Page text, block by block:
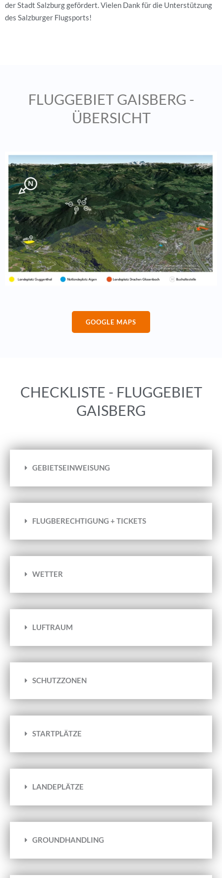
der Stadt Salzburg gefördert. Vielen Dank für die Unterstützung
des Salzburger Flugsports!
FLUGGEBIET GAISBERG -
ÜBERSICHT
GOOGLE MAPS
CHECKLISTE - FLUGGEBIET
GAISBERG
GEBIETSEINWEISUNG
FLUGBERECHTIGUNG + TICKETS
WETTER
LUFTRAUM
SCHUTZZONEN
STARTPLÄTZE
LANDEPLÄTZE
GROUNDHANDLING